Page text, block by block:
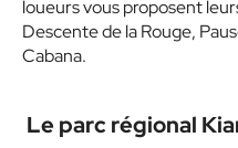
loueurs vous proposent
Descente de la Rouge,
Cabana.
Le parc régional